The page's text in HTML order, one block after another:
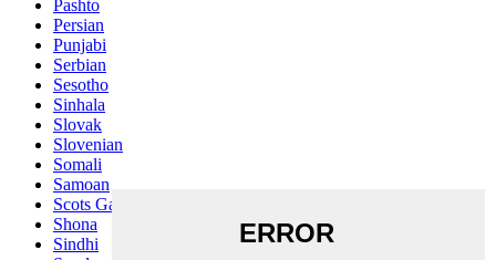
Pashto
Persian
Punjabi
Serbian
Sesotho
Sinhala
Slovak
Slovenian
Somali
Samoan
Scots Gaelic
Shona
Sindhi